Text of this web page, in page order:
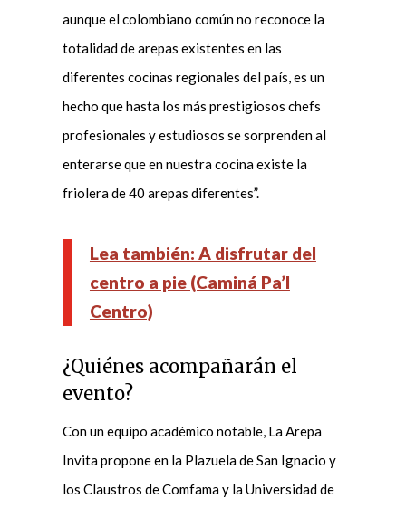
aunque el colombiano común no reconoce la
totalidad de arepas existentes en las
diferentes cocinas regionales del país, es un
hecho que hasta los más prestigiosos chefs
profesionales y estudiosos se sorprenden al
enterarse que en nuestra cocina existe la
friolera de 40 arepas diferentes”.
Lea también: A disfrutar del
centro a pie (Caminá Pa’l
Centro)
¿Quiénes acompañarán el
evento?
Con un equipo académico notable, La Arepa
Invita propone en la Plazuela de San Ignacio y
los Claustros de Comfama y la Universidad de